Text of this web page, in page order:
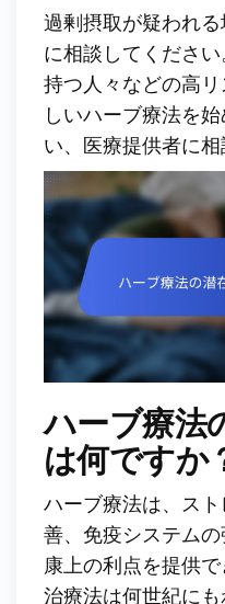
過剰摂取が疑われ
に相談してくださ
持つ人々などの高
しいハーブ療法を
い、医療提供者に相
ハーブ療法
は何ですか
ハーブ療法は、ス
善、免疫システム
康上の利点を提供
治療法は何世紀に